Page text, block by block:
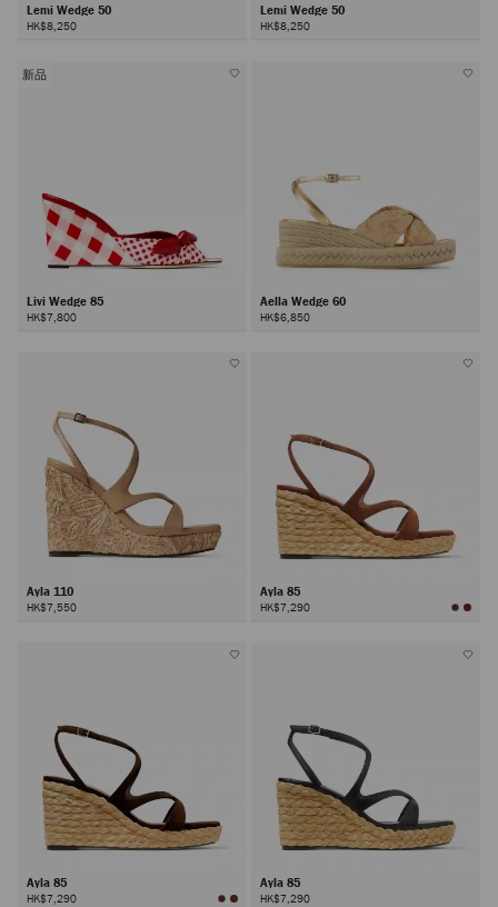
Lemi Wedge 50
HK$8,250
Lemi Wedge 50
HK$8,250
新品
Livi Wedge 85
HK$7,800
Aella Wedge 60
HK$6,850
Ayla 110
HK$7,550
Ayla 85
HK$7,290
Ayla 85
HK$7,290
Ayla 85
HK$7,290